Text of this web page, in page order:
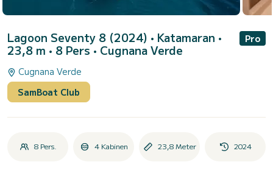
Lagoon Seventy 8 (2024) • Katamaran •
23,8 m • 8 Pers • Cugnana Verde
Pro
Cugnana Verde
SamBoat Club
8 Pers. 4 Kabinen 23,8 Meter 2024